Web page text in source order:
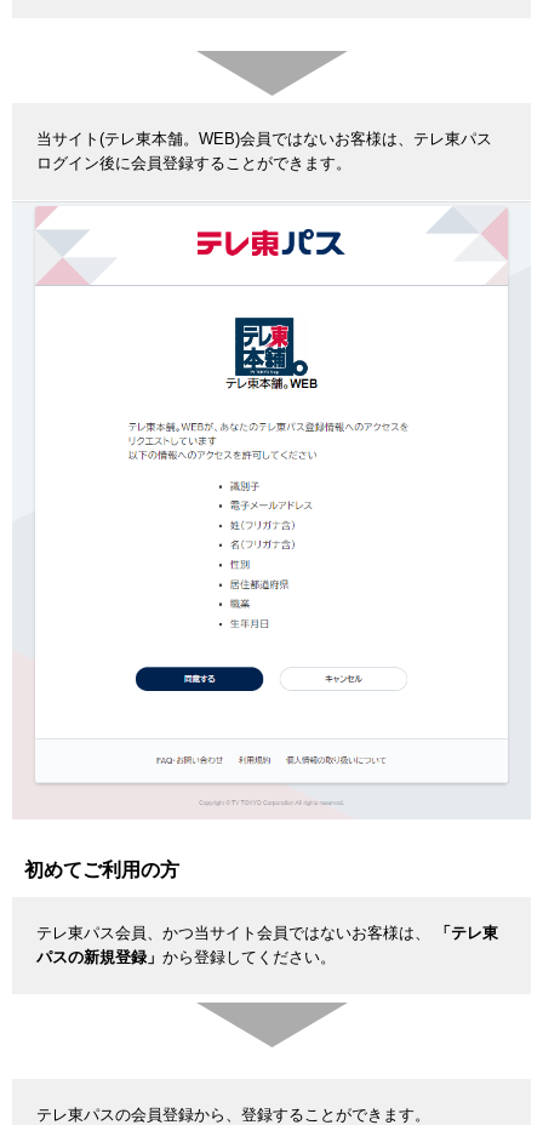
当サイト(テレ東本舗。WEB)会員ではないお客様は、テレ東パス
ログイン後に会員登録することができます。
初めてご利用の方
テレ東パス会員、かつ当サイト会員ではないお客様は、
「テレ東
パスの新規登録」 から登録してください。
テレ東パスの会員登録から、登録することができます。